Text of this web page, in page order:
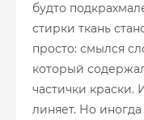
будто
стирки ткань
просто: смылся
который
частички краски.
линяет. Но иногда